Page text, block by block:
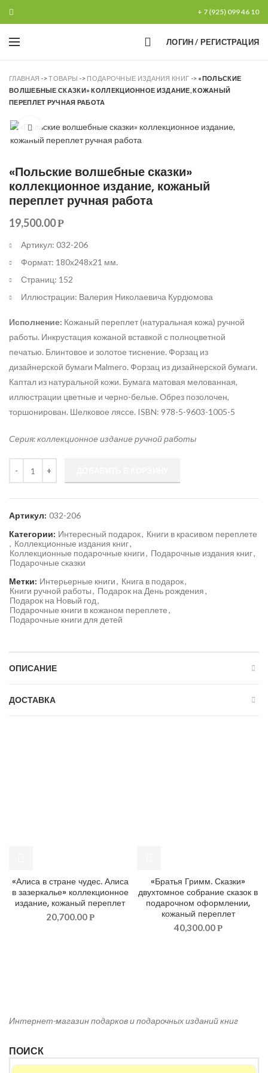
+ 7 (925) 099 46 10
0 ЛОГИН / РЕГИСТРАЦИЯ
ГЛАВНАЯ ->ТОВАРЫ -> ПОДАРОЧНЫЕ ИЗДАНИЯ КНИГ -> «ПОЛЬСКИЕ
ВОЛШЕБНЫЕ СКАЗКИ» КОЛЛЕКЦИОННОЕ ИЗДАНИЕ, КОЖАНЫЙ
ПЕРЕПЛЕТ РУЧНАЯ РАБОТА
Увеличить
«Польские волшебные сказки»
коллекционное издание, кожаный
переплет ручная работа
19,500.00Р
Артикул: 032-206
Формат: 180х248х21 мм.
Страниц: 152
Иллюстрации: Валерия Николаевича Курдюмова
Исполнение: Кожаный переплет (натуральная кожа) ручной
работы. Инкрустация кожаной вставкой с полноцветной
печатью. Блинтовое и золотое тиснение. Форзац из
дизайнерской бумаги Malmero. Форзац из дизайнерской бумаги.
Каптал из натуральной кожи. Бумага матовая мелованная,
иллюстрации цветные и черно-белые. Обрез позолочен,
торшонирован. Шелковое ляссе. ISBN: 978-5-9603-1005-5
Серия: коллекционное издание ручной работы
Артикул: 032-206
Категории: Интересный подарок, Книги в красивом переплете
, Коллекционные издания книг,
Коллекционные подарочные книги, Подарочные издания книг,
Подарочные сказки
Метки: Интерьерные книги, Книга в подарок,
Книги ручной работы, Подарок на День рождения,
Подарок на Новый год,
Подарочные книги в кожаном переплете,
Подарочные книги для детей
ОПИСАНИЕ
ДОСТАВКА
«Алиса в стране чудес. Алиса
в зазеркалье» коллекционное
издание, кожаный переплет
20,700.00Р
«Братья Гримм. Сказки»
двухтомное собрание сказок в
подарочном оформлении,
кожаный переплет
40,300.00Р
Интернет-магазин подарков и подарочных изданий книг
ПОИСК